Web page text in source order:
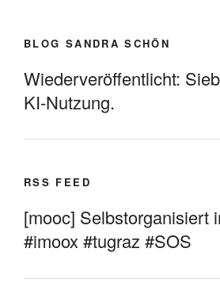
BLOG SANDRA SCHÖN
Wiederveröffentlicht:
KI-Nutzung.
RSS FEED
[mooc] Selbstorganisiert
#imoox #tugraz #SOS